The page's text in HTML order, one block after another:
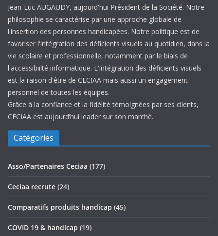
Jean-Luc AUGAUDY, aujourd'hui Président de la Société. Notre
philosophie se caractérise par une approche globale de
l'insertion des personnes handicapées. Notre politique est de
favoriser l'intégration des déficients visuels au quotidien, dans la
vie scolaire et professionnelle, notamment par le biais de
l'accessibiilté informatique. L'intégration des déficients visuels
est la raison d'être de CECIAA mais aussi un engagement
personnel de toutes les équipes.
Grâce à la confiance et la fidélité témoignées par ses clients,
CECIAA est aujourd’hui leader sur son marché.
Catégories
Asso/Partenaires Ceciaa (177)
Ceciaa recrute (24)
Comparatifs produits handicap (45)
COVID 19 & handicap (19)